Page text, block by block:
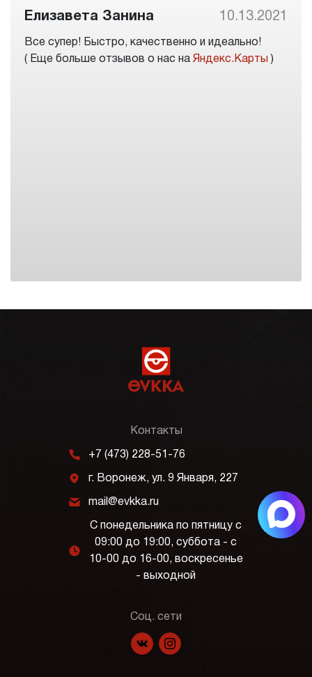
Елизавета Занина 10.13.2021
Все супер! Быстро, качественно и идеально!
( Еще больше отзывов о нас на Яндекс.Карты )
Контакты
m +7 (473) 228-51-76
j г. Воронеж, ул. 9 Января, 227
k mail@evkka.ru
l
С понедельника по пятницу с
09:00 до 19:00, суббота - с
10-00 до 16-00, воскресенье
- выходной
Соц. сети
f p